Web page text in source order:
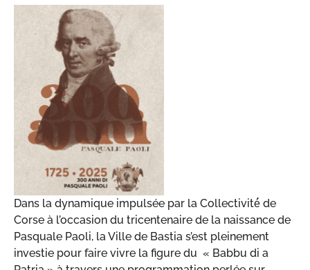
Dans la dynamique impulsée par la Collectivité́ de
Corse à l’occasion du tricentenaire de la naissance de
Pasquale Paoli, la Ville de Bastia s’est pleinement
investie pour faire vivre la figure du « Babbu di a